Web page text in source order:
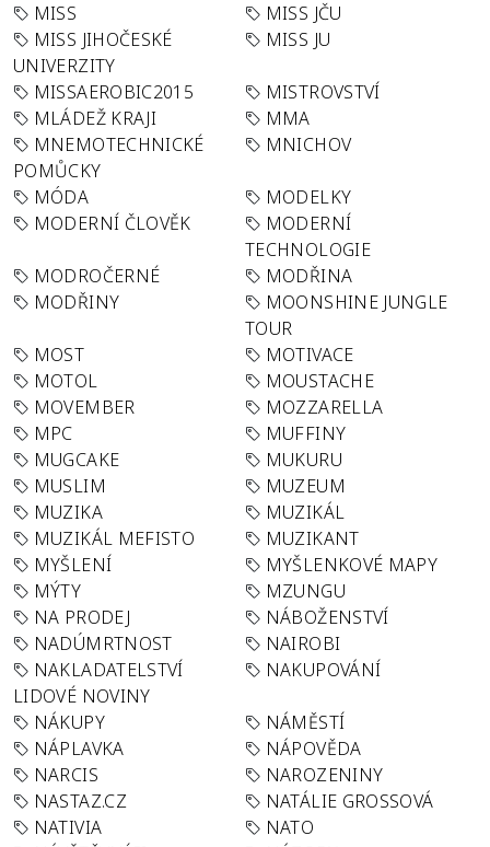
MISS
MISS JČU
MISS JIHOČESKÉ
UNIVERZITY
MISS JU
MISSAEROBIC2015
MISTROVSTVÍ
MLÁDEŽ KRAJI
MMA
MNEMOTECHNICKÉ
POMŮCKY
MNICHOV
MÓDA
MODELKY
MODERNÍ ČLOVĚK
MODERNÍ
TECHNOLOGIE
MODROČERNÉ
MODŘINA
MODŘINY
MOONSHINE JUNGLE
TOUR
MOST
MOTIVACE
MOTOL
MOUSTACHE
MOVEMBER
MOZZARELLA
MPC
MUFFINY
MUGCAKE
MUKURU
MUSLIM
MUZEUM
MUZIKA
MUZIKÁL
MUZIKÁL MEFISTO
MUZIKANT
MYŠLENÍ
MYŠLENKOVÉ MAPY
MÝTY
MZUNGU
NA PRODEJ
NÁBOŽENSTVÍ
NADÚMRTNOST
NAIROBI
NAKLADATELSTVÍ
LIDOVÉ NOVINY
NAKUPOVÁNÍ
NÁKUPY
NÁMĚSTÍ
NÁPLAVKA
NÁPOVĚDA
NARCIS
NAROZENINY
NASTAZ.CZ
NATÁLIE GROSSOVÁ
NATIVIA
NATO